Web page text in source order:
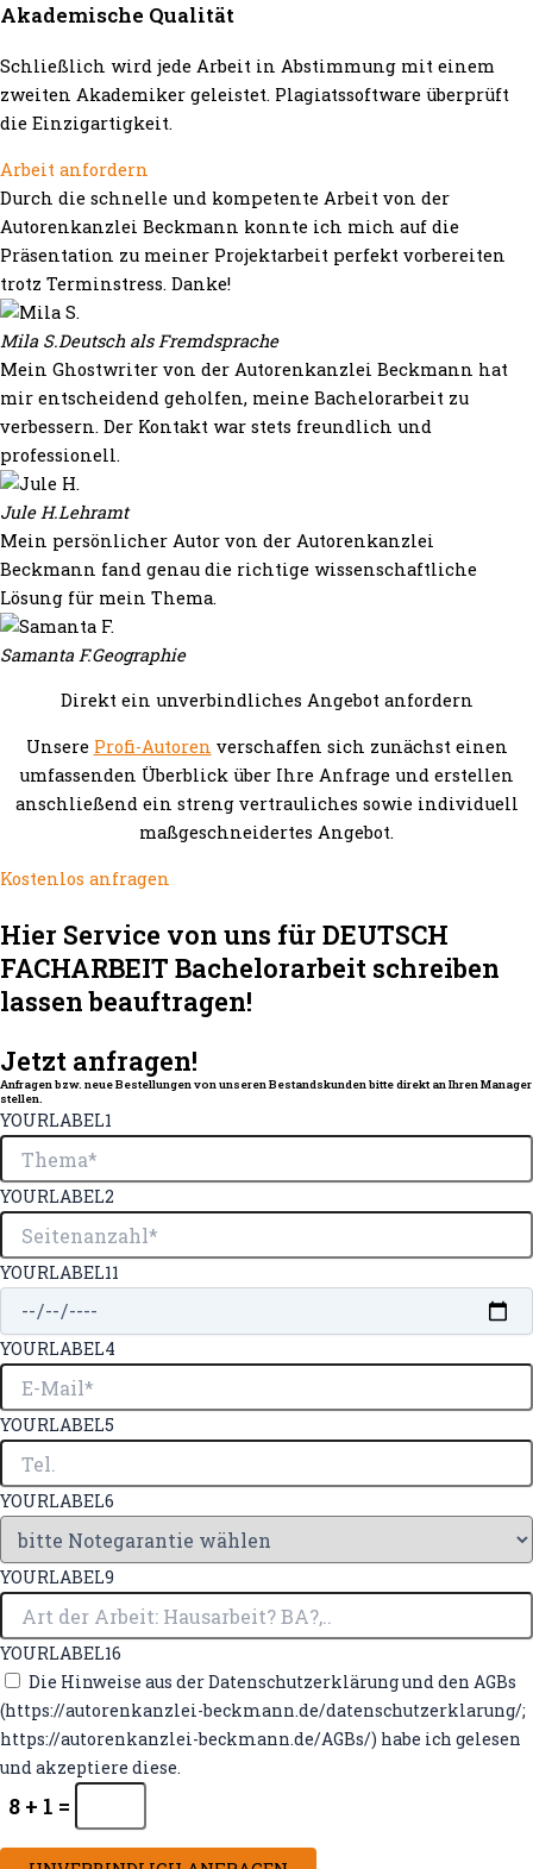
Akademische Qualität
Schließlich wird jede Arbeit in Abstimmung mit einem
zweiten Akademiker geleistet. Plagiatssoftware überprüft
die Einzigartigkeit.
Arbeit anfordern
Durch die schnelle und kompetente Arbeit von der
Autorenkanzlei Beckmann konnte ich mich auf die
Präsentation zu meiner Projektarbeit perfekt vorbereiten
trotz Terminstress. Danke!
Mila S.Deutsch als Fremdsprache
Mein Ghostwriter von der Autorenkanzlei Beckmann hat
mir entscheidend geholfen, meine Bachelorarbeit zu
verbessern. Der Kontakt war stets freundlich und
professionell.
Jule H.Lehramt
Mein persönlicher Autor von der Autorenkanzlei
Beckmann fand genau die richtige wissenschaftliche
Lösung für mein Thema.
Samanta F.Geographie
Direkt ein unverbindliches Angebot anfordern
Unsere Profi-Autoren verschaffen sich zunächst einen
umfassenden Überblick über Ihre Anfrage und erstellen
anschließend ein streng vertrauliches sowie individuell
maßgeschneidertes Angebot.
Kostenlos anfragen
Hier Service von uns für DEUTSCH
FACHARBEIT Bachelorarbeit schreiben
lassen beauftragen!
Jetzt anfragen!
Anfragen bzw. neue Bestellungen von unseren Bestandskunden bitte direkt an Ihren Manager
stellen.
YOURLABEL1
YOURLABEL2
YOURLABEL11
YOURLABEL4
YOURLABEL5
YOURLABEL6
YOURLABEL9
YOURLABEL16
Die Hinweise aus der Datenschutzerklärung und den AGBs
(https://autorenkanzlei-beckmann.de/datenschutzerklarung/;
https://autorenkanzlei-beckmann.de/AGBs/) habe ich gelesen
und akzeptiere diese.
8 + 1 =